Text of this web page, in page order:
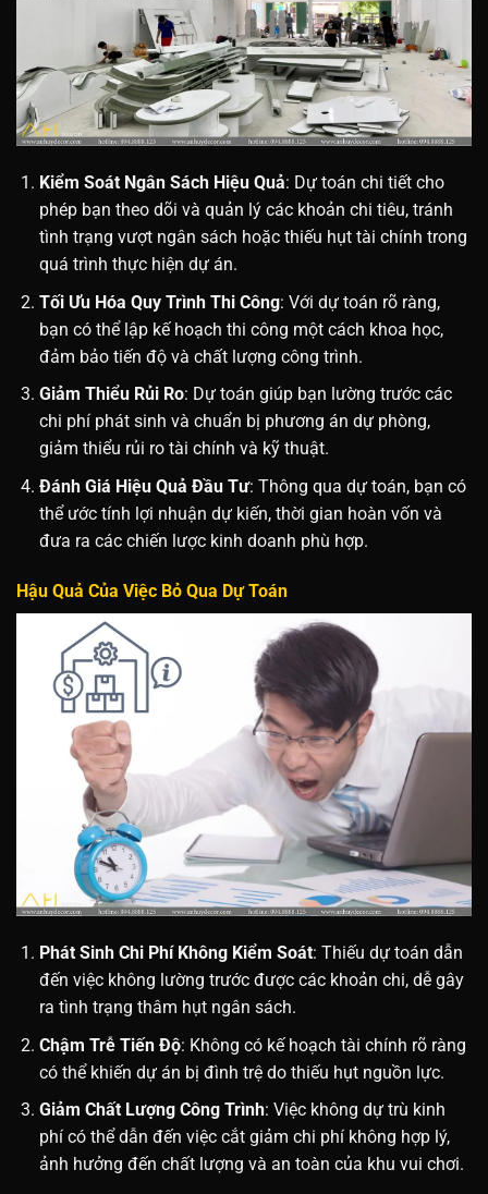
Kiểm Soát Ngân Sách Hiệu Quả: Dự toán chi tiết cho
phép bạn theo dõi và quản lý các khoản chi tiêu, tránh
tình trạng vượt ngân sách hoặc thiếu hụt tài chính trong
quá trình thực hiện dự án.
Tối Ưu Hóa Quy Trình Thi Công: Với dự toán rõ ràng,
bạn có thể lập kế hoạch thi công một cách khoa học,
đảm bảo tiến độ và chất lượng công trình.
Giảm Thiểu Rủi Ro: Dự toán giúp bạn lường trước các
chi phí phát sinh và chuẩn bị phương án dự phòng,
giảm thiểu rủi ro tài chính và kỹ thuật.
Đánh Giá Hiệu Quả Đầu Tư: Thông qua dự toán, bạn có
thể ước tính lợi nhuận dự kiến, thời gian hoàn vốn và
đưa ra các chiến lược kinh doanh phù hợp.
Hậu Quả Của Việc Bỏ Qua Dự Toán
Phát Sinh Chi Phí Không Kiểm Soát: Thiếu dự toán dẫn
đến việc không lường trước được các khoản chi, dễ gây
ra tình trạng thâm hụt ngân sách.
Chậm Trễ Tiến Độ: Không có kế hoạch tài chính rõ ràng
có thể khiến dự án bị đình trệ do thiếu hụt nguồn lực.
Giảm Chất Lượng Công Trình: Việc không dự trù kinh
phí có thể dẫn đến việc cắt giảm chi phí không hợp lý,
ảnh hưởng đến chất lượng và an toàn của khu vui chơi.